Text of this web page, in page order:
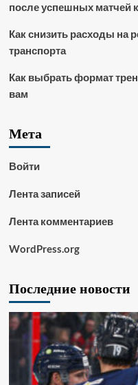
после успешных матчей
Как снизить расходы на
транспорта
Как выбрать формат
вам
Мета
Войти
Лента записей
Лента комментариев
WordPress.org
Последние новости